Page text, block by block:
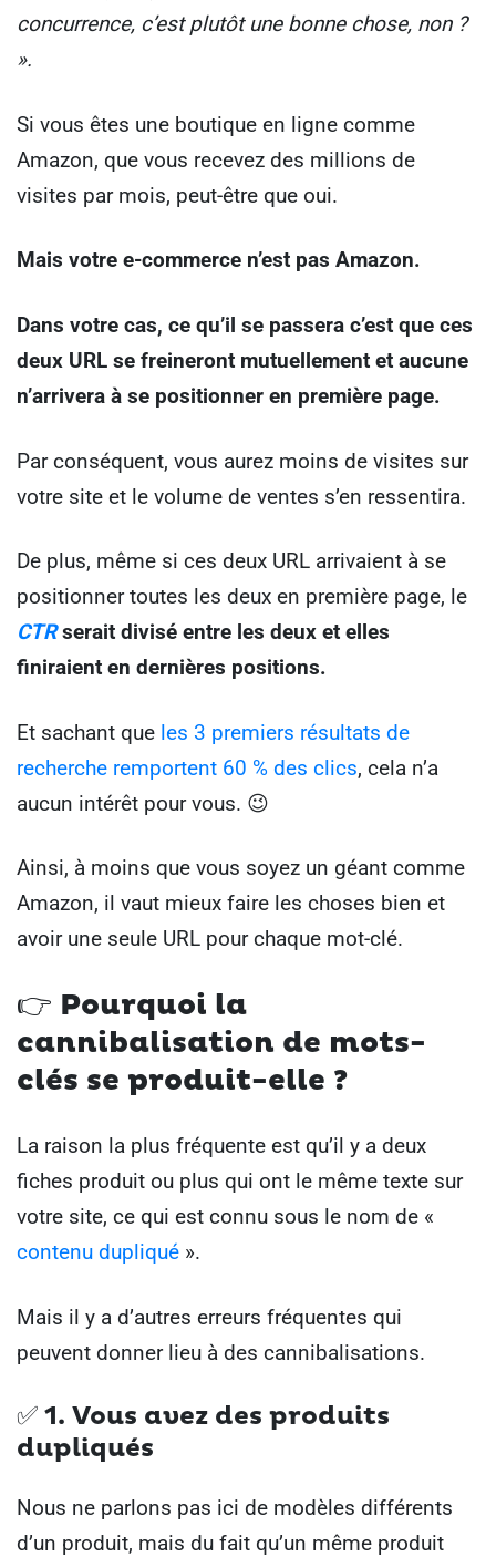
concurrence, c’est plutôt une bonne chose, non ?
».
Si vous êtes une boutique en ligne comme
Amazon, que vous recevez des millions de
visites par mois, peut-être que oui.
Mais votre e-commerce n’est pas Amazon.
Dans votre cas, ce qu’il se passera c’est que ces
deux URL se freineront mutuellement et aucune
n’arrivera à se positionner en première page.
Par conséquent, vous aurez moins de visites sur
votre site et le volume de ventes s’en ressentira.
De plus, même si ces deux URL arrivaient à se
positionner toutes les deux en première page, le
CTRserait divisé entre les deux et elles
finiraient en dernières positions.
Et sachant que les 3 premiers résultats de
recherche remportent 60 % des clics, cela n’a
aucun intérêt pour vous. 😉
Ainsi, à moins que vous soyez un géant comme
Amazon, il vaut mieux faire les choses bien et
avoir une seule URL pour chaque mot-clé.
👉 Pourquoi la
cannibalisation de mots-
clés se produit-elle ?
La raison la plus fréquente est qu’il y a deux
fiches produit ou plus qui ont le même texte sur
votre site, ce qui est connu sous le nom de «
contenu dupliqué ».
Mais il y a d’autres erreurs fréquentes qui
peuvent donner lieu à des cannibalisations.
✅ 1. Vous avez des produits
dupliqués
Nous ne parlons pas ici de modèles différents
d’un produit, mais du fait qu’un même produit